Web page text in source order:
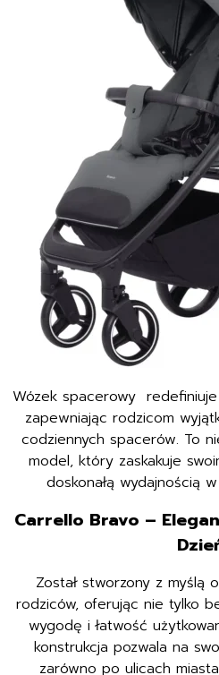
Wózek spacerowy
zapewniając rodzicom
codziennych spacerów. To
model, który zaskakuje
doskonałą wydajnością
Carrello Bravo –
Został stworzony z myślą
rodziców, oferując nie tylko
wygodę i łatwość
konstrukcja pozwala na
zarówno po ulicach